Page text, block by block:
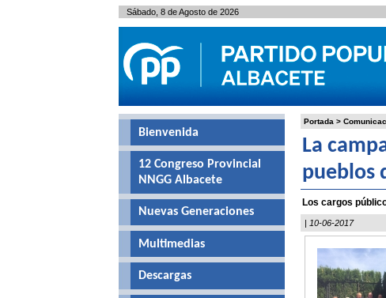
Portada >
La
pueblos
Los cargos
| 10-06-2017
Bienvenida
12 Congreso Provincial
NNGG Albacete
Nuevas Generaciones
Multimedias
Descargas
Sábado, 8 de Agosto de 2026